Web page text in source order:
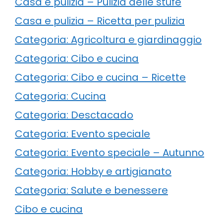
Casa e pulizia – Ricetta per pulizia
Categoria: Agricoltura e giardinaggio
Categoria: Cibo e cucina
Categoria: Cibo e cucina – Ricette
Categoria: Cucina
Categoria: Desctacado
Categoria: Evento speciale
Categoria: Evento speciale – Autunno
Categoria: Hobby e artigianato
Categoria: Salute e benessere
Cibo e cucina